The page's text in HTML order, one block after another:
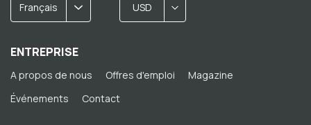
Français USD
ENTREPRISE
A propos de nous Offres d'emploi
Magazine
Événements
Contact